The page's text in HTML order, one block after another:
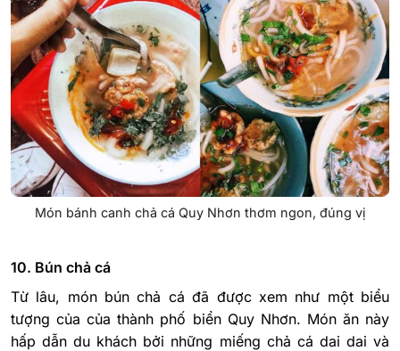
Món bánh canh chả cá Quy Nhơn thơm ngon, đúng vị
10. Bún chả cá
Từ lâu, món bún chả cá đã được xem như một biểu
tượng của của thành phố biển Quy Nhơn. Món ăn này
hấp dẫn du khách bởi những miếng chả cá dai dai và